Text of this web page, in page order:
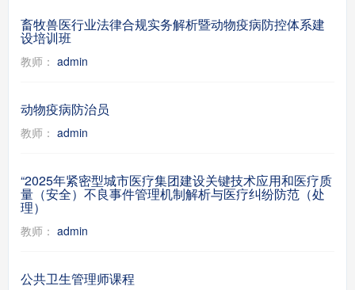
畜牧兽医行业法律合规实务解析暨动物疫病防控体系建
设培训班
教师： admin
动物疫病防治员
教师： admin
“2025年紧密型城市医疗集团建设关键技术应用和医疗质
量（安全）不良事件管理机制解析与医疗纠纷防范（处
理）
教师： admin
公共卫生管理师课程